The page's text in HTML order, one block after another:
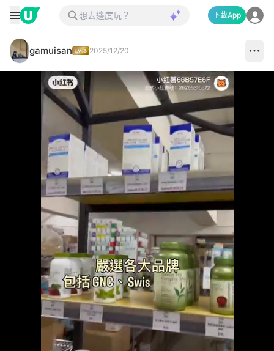
下載App
gamuisan 2025/12/20